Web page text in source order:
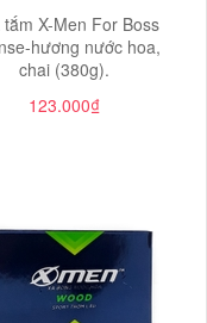
X-Men For Boss
hương nước hoa,
chai (380g).
123.000₫